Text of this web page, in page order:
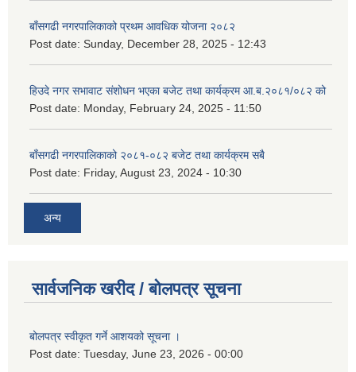
बाँसगढी नगरपालिकाको प्रथम आवधिक योजना २०८२
Post date: Sunday, December 28, 2025 - 12:43
हिउदे नगर सभावाट संशोधन भएका बजेट तथा कार्यक्रम आ.ब.२०८१/०८२ को
Post date: Monday, February 24, 2025 - 11:50
बाँसगढी नगरपालिकाको २०८१-०८२ बजेट तथा कार्यक्रम सबै
Post date: Friday, August 23, 2024 - 10:30
अन्य
सार्वजनिक खरीद / बोलपत्र सूचना
बोलपत्र स्वीकृत गर्ने आशयको सूचना ।
Post date: Tuesday, June 23, 2026 - 00:00